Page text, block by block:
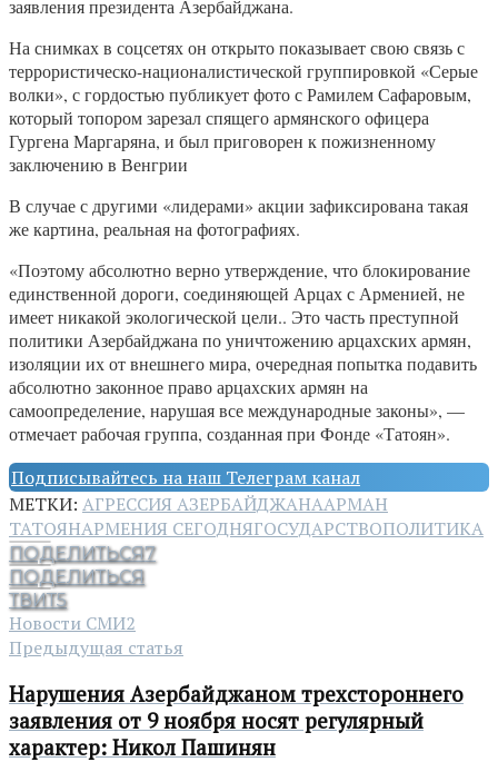
заявления президента Азербайджана.
На снимках в соцсетях он открыто показывает свою связь с
террористическо-националистической группировкой «Серые
волки», с гордостью публикует фото с Рамилем Сафаровым,
который топором зарезал спящего армянского офицера
Гургена Маргаряна, и был приговорен к пожизненному
заключению в Венгрии
В случае с другими «лидерами» акции зафиксирована такая
же картина, реальная на фотографиях.
«Поэтому абсолютно верно утверждение, что блокирование
единственной дороги, соединяющей Арцах с Арменией, не
имеет никакой экологической цели.. Это часть преступной
политики Азербайджана по уничтожению арцахских армян,
изоляции их от внешнего мира, очередная попытка подавить
абсолютно законное право арцахских армян на
самоопределение, нарушая все международные законы», —
отмечает рабочая группа, созданная при Фонде «Татоян».
Подписывайтесь на наш Телеграм канал
МЕТКИ: АГРЕССИЯ АЗЕРБАЙДЖАНААРМАН
ТАТОЯНАРМЕНИЯ СЕГОДНЯГОСУДАРСТВОПОЛИТИКА
ПОДЕЛИТЬСЯ7
ПОДЕЛИТЬСЯ
ТВИТ5
Новости СМИ2
Предыдущая статья
Нарушения Азербайджаном трехстороннего
заявления от 9 ноября носят регулярный
характер: Никол Пашинян